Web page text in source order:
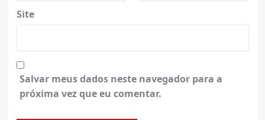
Site
Salvar meus dados neste navegador para a
próxima vez que eu comentar.